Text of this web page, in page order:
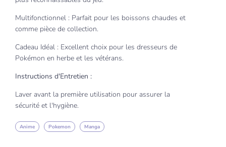
Multifonctionnel : Parfait pour les boissons chaudes et
comme pièce de collection.
Cadeau Idéal : Excellent choix pour les dresseurs de
Pokémon en herbe et les vétérans.
Instructions d'Entretien :
Laver avant la première utilisation pour assurer la
sécurité et l'hygiène.
Anime Pokemon Manga